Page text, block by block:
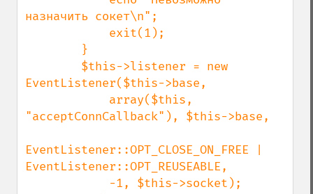
назначить сокет\n";
EventListener($this->base,
"acceptConnCallback"), $this->base,
EventListener::OPT_CLOSE_ON_FREE |
EventListener::OPT_REUSEABLE,